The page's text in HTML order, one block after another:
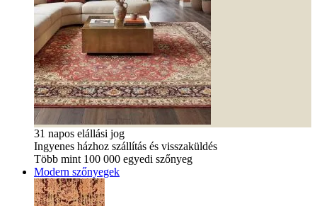
31 napos elállási jog
Ingyenes házhoz szállítás és visszaküldés
Több mint 100 000 egyedi szőnyeg
Modern szőnyegek